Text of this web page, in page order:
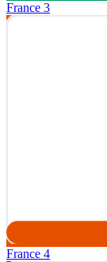
France 3
France 4